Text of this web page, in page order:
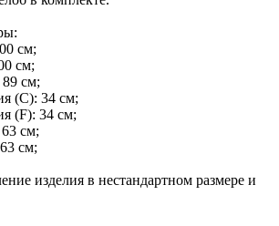
см;
см;
см;
(С): 34 см;
(F): 34 см;
см;
см;
изделия в нестандартном размере и